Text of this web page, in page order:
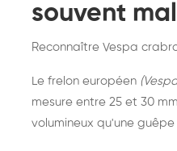
souvent
Reconnaître Vespa
Le frelon européen
mesure entre 25 et 30
volumineux qu'une guêpe